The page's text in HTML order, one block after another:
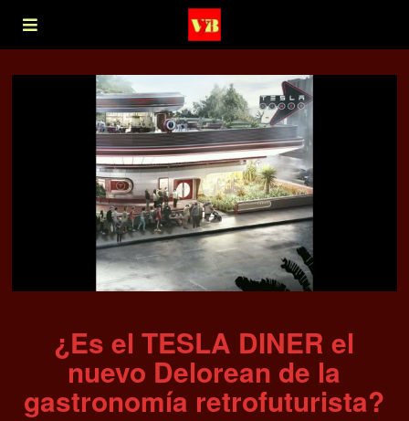
¿Es el TESLA DINER el
nuevo Delorean de la
gastronomía retrofuturista?